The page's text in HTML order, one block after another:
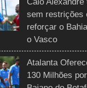
sem restrições
reforçar o
o Vasco
Atalanta
130 Milhões